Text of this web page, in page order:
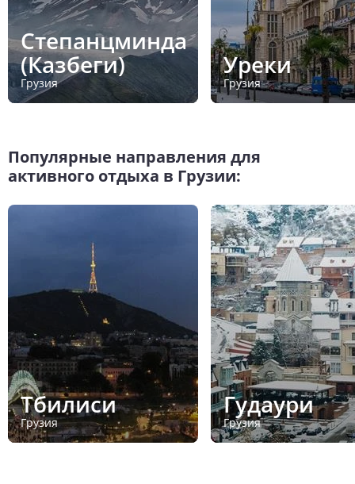
Степанцминда
(Казбеги)
Грузия
Уреки
Грузия
Популярные направления для
активного отдыха в Грузии:
Тбилиси
Грузия
Гудаури
Грузия